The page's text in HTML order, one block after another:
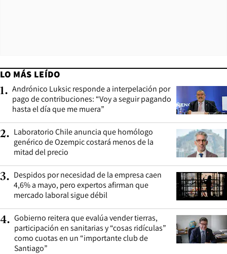
LO MÁS LEÍDO
1. Andrónico Luksic responde a interpelación por
pago de contribuciones: “Voy a seguir pagando
hasta el día que me muera”
2. Laboratorio Chile anuncia que homólogo
genérico de Ozempic costará menos de la
mitad del precio
3. Despidos por necesidad de la empresa caen
4,6% a mayo, pero expertos afirman que
mercado laboral sigue débil
4. Gobierno reitera que evalúa vender tierras,
participación en sanitarias y “cosas ridículas”
como cuotas en un “importante club de
Santiago”